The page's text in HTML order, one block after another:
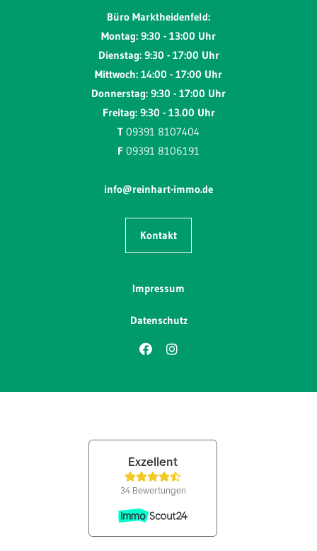
Büro Marktheidenfeld:
Montag: 9:30 - 13:00 Uhr
Dienstag: 9:30 - 17:00 Uhr
Mittwoch: 14:00 - 17:00 Uhr
Donnerstag: 9:30 - 17:00 Uhr
Freitag: 9:30 - 13.00 Uhr
T 09391 8107404
F 09391 8106191
info@reinhart-immo.de
Kontakt
Impressum
Datenschutz